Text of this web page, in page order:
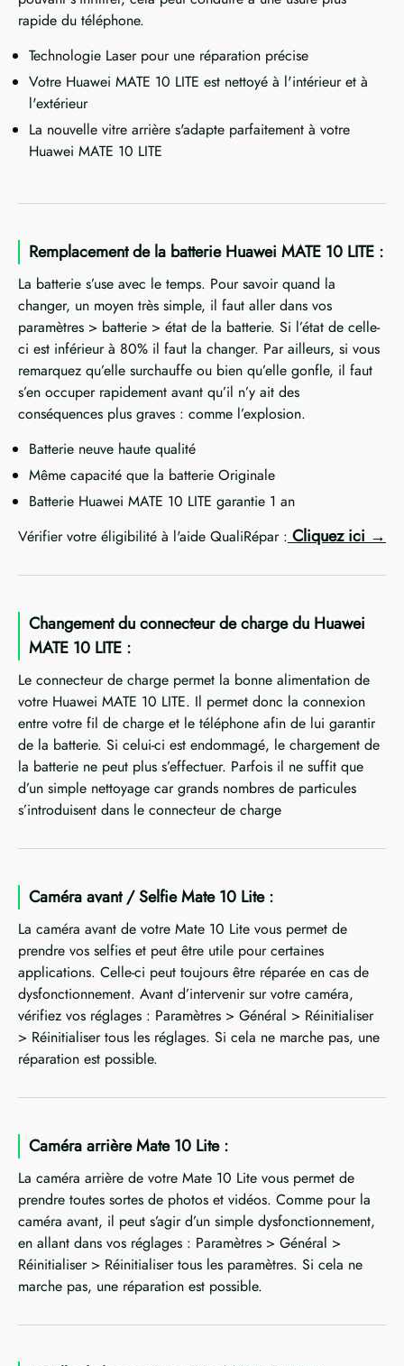
rapide du téléphone.
Technologie Laser pour une réparation précise
Votre Huawei MATE 10 LITE est nettoyé à l'intérieur et à
l'extérieur
La nouvelle vitre arrière s'adapte parfaitement à votre
Huawei MATE 10 LITE
Remplacement de la batterie Huawei MATE 10 LITE :
La batterie s’use avec le temps. Pour savoir quand la
changer, un moyen très simple, il faut aller dans vos
paramètres > batterie > état de la batterie. Si l’état de celle-
ci est inférieur à 80% il faut la changer. Par ailleurs, si vous
remarquez qu’elle surchauffe ou bien qu’elle gonfle, il faut
s’en occuper rapidement avant qu’il n’y ait des
conséquences plus graves : comme l’explosion.
Batterie neuve haute qualité
Même capacité que la batterie Originale
Batterie Huawei MATE 10 LITE garantie 1 an
Vérifier votre éligibilité à l'aide QualiRépar : Cliquez ici
Changement du connecteur de charge du Huawei
MATE 10 LITE :
Le connecteur de charge permet la bonne alimentation de
votre Huawei MATE 10 LITE. Il permet donc la connexion
entre votre fil de charge et le téléphone afin de lui garantir
de la batterie. Si celui-ci est endommagé, le chargement de
la batterie ne peut plus s’effectuer. Parfois il ne suffit que
d’un simple nettoyage car grands nombres de particules
s’introduisent dans le connecteur de charge
Caméra avant / Selfie Mate 10 Lite :
La caméra avant de votre Mate 10 Lite vous permet de
prendre vos selfies et peut être utile pour certaines
applications. Celle-ci peut toujours être réparée en cas de
dysfonctionnement. Avant d’intervenir sur votre caméra,
vérifiez vos réglages : Paramètres > Général > Réinitialiser
> Réinitialiser tous les réglages. Si cela ne marche pas, une
réparation est possible.
Caméra arrière Mate 10 Lite :
La caméra arrière de votre Mate 10 Lite vous permet de
prendre toutes sortes de photos et vidéos. Comme pour la
caméra avant, il peut s’agir d’un simple dysfonctionnement,
en allant dans vos réglages : Paramètres > Général >
Réinitialiser > Réinitialiser tous les paramètres. Si cela ne
marche pas, une réparation est possible.